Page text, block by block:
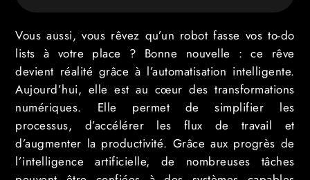
Vous aussi, vous rêvez qu’un robot fasse vos to-do
lists à votre place ? Bonne nouvelle : ce rêve
devient réalité grâce à l’automatisation intelligente.
Aujourd’hui, elle est au cœur des transformations
numériques. Elle permet de simplifier les
processus, d’accélérer les flux de travail et
d’augmenter la productivité. Grâce aux progrès de
l’intelligence artificielle, de nombreuses tâches